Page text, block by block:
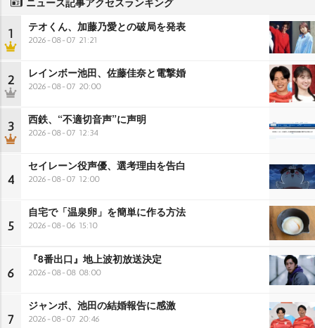
1 テオくん、加藤乃愛との破局を発表
2026-08-07 21:21
2 レインボー池田、佐藤佳奈と電撃婚
2026-08-07 20:00
3 西鉄、“不適切音声”に声明
2026-08-07 12:34
4
セイレーン役声優、選考理由を告白
2026-08-07 12:00
5
自宅で「温泉卵」を簡単に作る方法
2026-08-06 15:10
6
『8番出口』地上波初放送決定
2026-08-08 08:00
7
ジャンボ、池田の結婚報告に感激
2026-08-07 20:46